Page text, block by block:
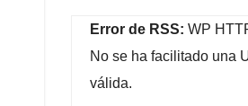
Error de RSS: WP
No se ha facilitado una
válida.